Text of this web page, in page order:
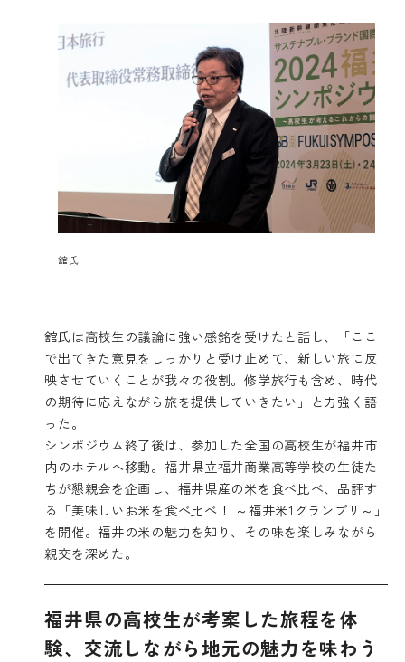
舘氏
舘氏は高校生の議論に強い感銘を受けたと話し、「ここ
で出てきた意見をしっかりと受け止めて、新しい旅に反
映させていくことが我々の役割。修学旅行も含め、時代
の期待に応えながら旅を提供していきたい」と力強く語
った。
シンポジウム終了後は、参加した全国の高校生が福井市
内のホテルへ移動。福井県立福井商業高等学校の生徒た
ちが懇親会を企画し、福井県産の米を食べ比べ、品評す
る「美味しいお米を食べ比べ！ ～福井米1グランプリ～」
を開催。福井の米の魅力を知り、その味を楽しみながら
親交を深めた。
福井県の高校生が考案した旅程を体
験、交流しながら地元の魅力を味わう